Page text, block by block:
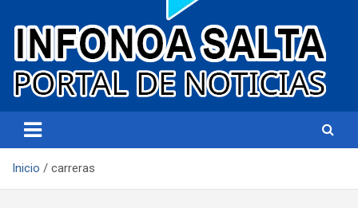
Infonoa Salta
Inicio carreras